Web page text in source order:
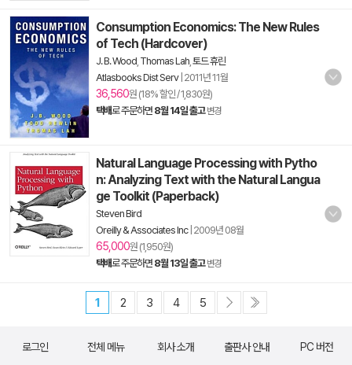
Consumption Economics: The New Rules
of Tech (Hardcover)
J. B. Wood Thomas Lah 토드 휴린
Atlasbooks Dist Serv| 2011년 11월
36,560원 (18% 할인 / 1,830원)
택배로 주문하면 8월 14일 출고 변경
Natural Language Processing with Pytho
n: Analyzing Text with the Natural Langua
ge Toolkit (Paperback)
Steven Bird
Oreilly & Associates Inc| 2009년 08월
65,000원 (1,950원)
택배로 주문하면 8월 13일 출고 변경
1 2 3 4 5
로그인 전체 메뉴 회사 소개 출판사 안내 PC 버전